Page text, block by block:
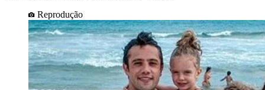
Reprodução